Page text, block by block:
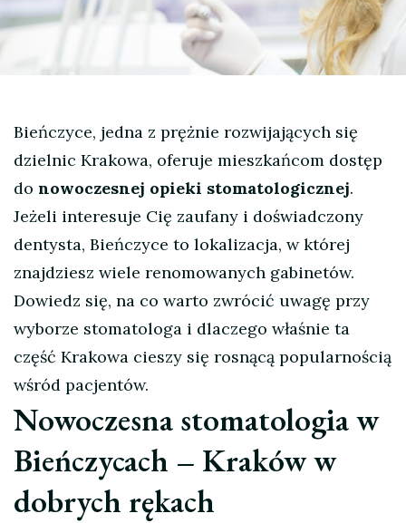
Bieńczyce, jedna z prężnie rozwijających się
dzielnic Krakowa, oferuje mieszkańcom dostęp
do nowoczesnej opieki stomatologicznej.
Jeżeli interesuje Cię zaufany i doświadczony
dentysta, Bieńczyce to lokalizacja, w której
znajdziesz wiele renomowanych gabinetów.
Dowiedz się, na co warto zwrócić uwagę przy
wyborze stomatologa i dlaczego właśnie ta
część Krakowa cieszy się rosnącą popularnością
wśród pacjentów.
Nowoczesna stomatologia w
Bieńczycach – Kraków w
dobrych rękach